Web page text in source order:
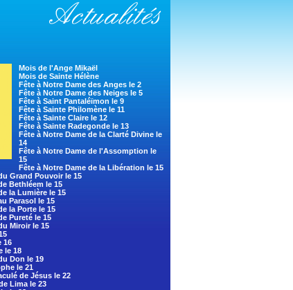
Mois de l'Ange Mikaël
Mois de Sainte Hélène
Fête à Notre Dame des Anges le 2
Fête à Notre Dame des Neiges le 5
Fête à Saint Pantaléïmon le 9
Fête à Sainte Philomène le 11
Fête à Sainte Claire le 12
Fête à Sainte Radegonde le 13
Fête à Notre Dame de la Clarté Divine le
14
Fête à Notre Dame de l'Assomption le
15
Fête à Notre Dame de la Libération le 15
Grand Pouvoir le 15
Bethléem le 15
la Lumière le 15
Parasol le 15
la Porte le 15
Pureté le 15
Miroir le 15
16
le 18
Don le 19
le 21
de Jésus le 22
Lima le 23